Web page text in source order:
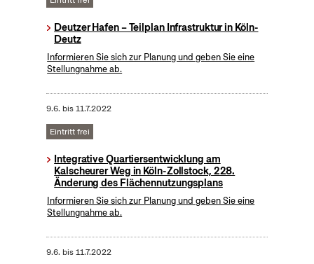
Deutzer Hafen – Teilplan Infrastruktur in Köln-
Deutz
Informieren Sie sich zur Planung und geben Sie eine
Stellungnahme ab.
9.6. bis11.7.2022
Eintritt frei
Integrative Quartiersentwicklung am
Kalscheurer Weg in Köln-Zollstock, 228.
Änderung des Flächennutzungsplans
Informieren Sie sich zur Planung und geben Sie eine
Stellungnahme ab.
9.6. bis11.7.2022